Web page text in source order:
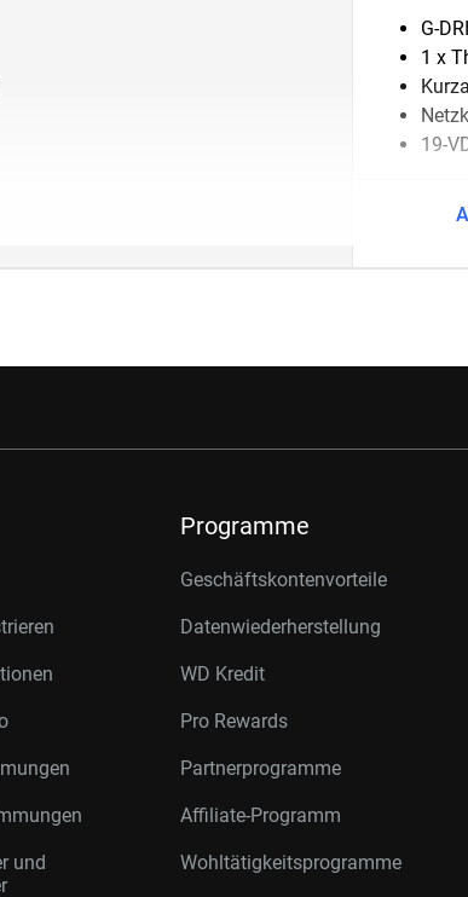
G-
1 x
19-
und
Programme
Geschäftskontenvorteile
Datenwiederherstellung
WD Kredit
Pro Rewards
Partnerprogramme
Affiliate-Programm
Wohltätigkeitsprogramme